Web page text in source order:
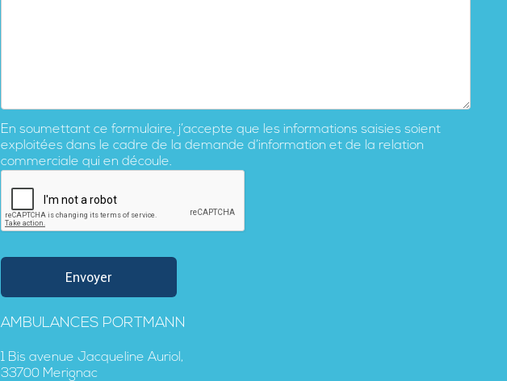
En soumettant ce formulaire, j’accepte que les informations saisies soient
exploitées dans le cadre de la demande d’information et de la relation
commerciale qui en découle.
AMBULANCES PORTMANN
1 Bis avenue Jacqueline Auriol,
33700 Merignac